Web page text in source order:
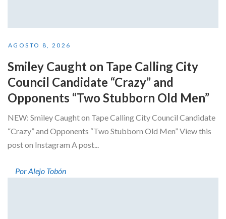
AGOSTO 8, 2026
Smiley Caught on Tape Calling City
Council Candidate “Crazy” and
Opponents “Two Stubborn Old Men”
NEW: Smiley Caught on Tape Calling City Council Candidate
“Crazy” and Opponents “Two Stubborn Old Men” View this
post on Instagram A post...
Por Alejo Tobón